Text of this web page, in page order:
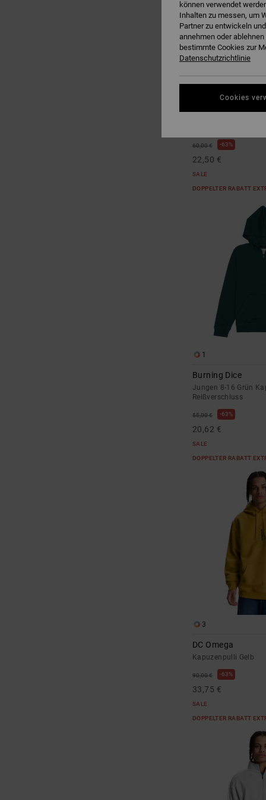
Baseline
60,00 € 63%
22,50 €
SALE
DOPPELTER RABATT
1
Burning Dice
Jungen 8-16 Grün
Reißverschluss
55,00 € 63%
20,62 €
SALE
DOPPELTER RABATT
3
DC Omega
Kapuzenpulli Gelb
90,00 € 63%
33,75 €
SALE
DOPPELTER RABATT
können verwendet
Inhalten zu messen, um
Partner zu entwickeln
annehmen oder
bestimmte Cookies zur
Datenschutzrichtlinie
Cookies